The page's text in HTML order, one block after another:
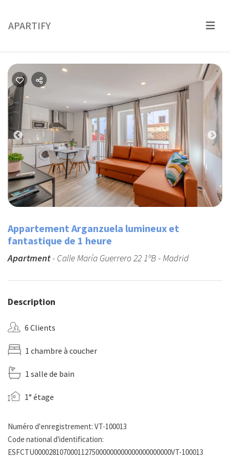
APARTIFY
Previous
Appartement Arganzuela lumineux et
fantastique de 1 heure
Apartment- Calle María Guerrero 22 1ºB - Madrid
Description
6 Clients
1 chambre à coucher
1 salle de bain
1° étage
Numéro d'enregistrement: VT-100013
Code national d'identification:
ESFCTU00002810700011275000000000000000000000VT-100013